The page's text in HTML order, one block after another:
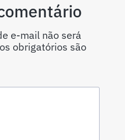
e-mail não será
obrigatórios são